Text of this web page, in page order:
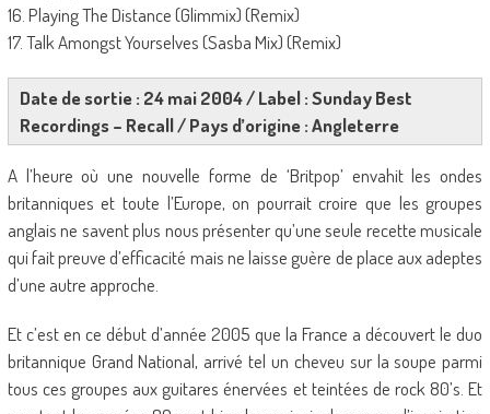
16. Playing The Distance (Glimmix) (Remix)
17. Talk Amongst Yourselves (Sasba Mix) (Remix)
Date de sortie : 24 mai 2004 / Label : Sunday Best
Recordings – Recall / Pays d’origine : Angleterre
A l’heure où une nouvelle forme de ‘Britpop’ envahit les ondes
britanniques et toute l’Europe, on pourrait croire que les groupes
anglais ne savent plus nous présenter qu’une seule recette musicale
qui fait preuve d’efficacité mais ne laisse guère de place aux adeptes
d’une autre approche.
Et c’est en ce début d’année 2005 que la France a découvert le duo
britannique Grand National, arrivé tel un cheveu sur la soupe parmi
tous ces groupes aux guitares énervées et teintées de rock 80’s. Et